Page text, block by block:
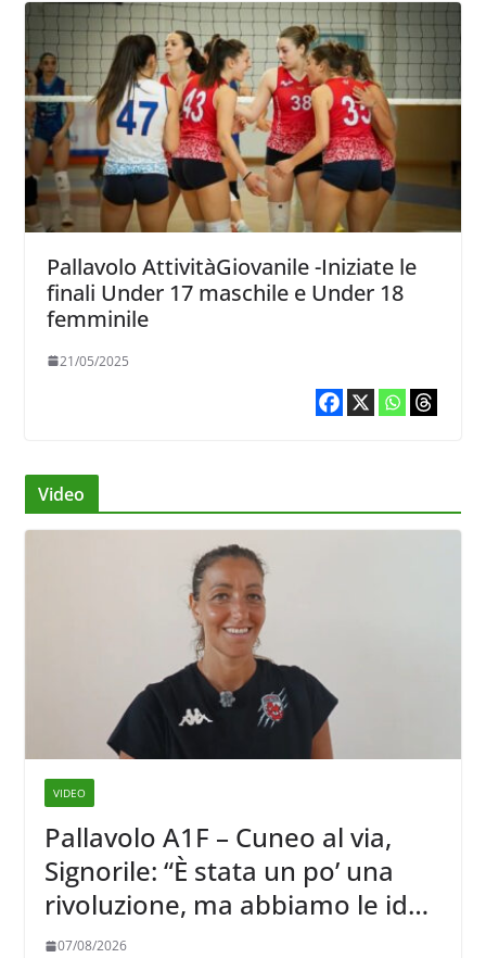
Pallavolo AttivitàGiovanile -Iniziate le
finali Under 17 maschile e Under 18
femminile
21/05/2025
Video
VIDEO
Pallavolo A1F – Cuneo al via,
Signorile: “È stata un po’ una
rivoluzione, ma abbiamo le idee
chiare siu cosa vogliamo fare”
07/08/2026